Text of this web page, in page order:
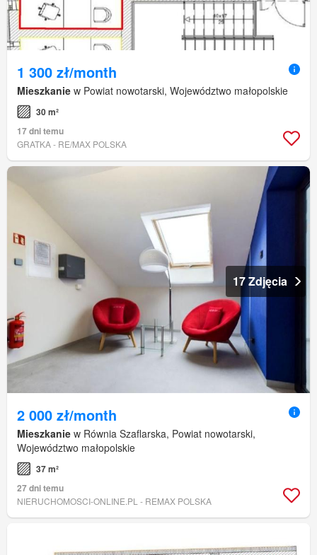
1 300 zł/month
Mieszkanie w Powiat nowotarski, Województwo małopolskie
30 m²
17 dni temu
GRATKA - RE/MAX POLSKA
17 Zdjęcia
2 000 zł/month
Mieszkanie w Równia Szaflarska, Powiat nowotarski,
Województwo małopolskie
37 m²
27 dni temu
NIERUCHOMOSCI-ONLINE.PL - REMAX POLSKA